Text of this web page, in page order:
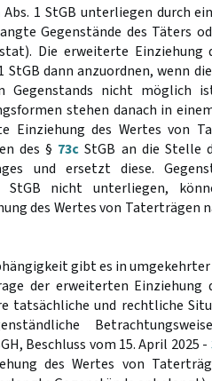
Abs. 1 StGB unterliegen durch
Gegenstände des Täters
Die erweiterte Einziehung
StGB dann anzuordnen, wenn
Gegenstands nicht möglich
stehen danach in
Einziehung des Wertes von
des § 73c StGB an die Stelle
und ersetzt diese.
StGB nicht unterliegen,
des Wertes von Taterträgen
gibt es in
der erweiterten Einziehung
tatsächliche und rechtliche
Beschluss vom 15. April 2025 -
des Wertes von